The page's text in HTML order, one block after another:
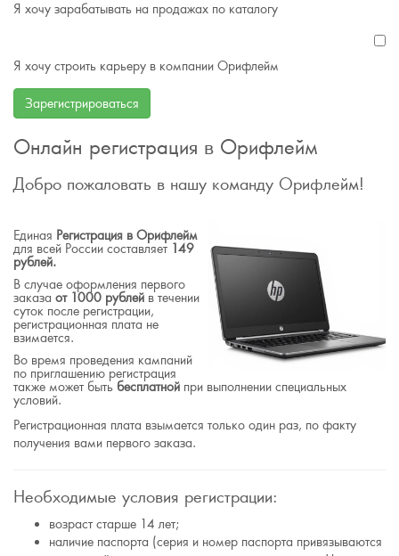
Я хочу зарабатывать на продажах по каталогу
Я хочу строить карьеру в компании Орифлейм
Зарегистрироваться
Онлайн регистрация в Орифлейм
Добро пожаловать в нашу команду Орифлейм!
Единая Регистрация в Орифлейм
для всей России составляет 149
рублей.
В случае оформления первого
заказа от 1000 рублей в течении
суток после регистрации,
регистрационная плата не
взимается.
Во время проведения кампаний
по приглашению регистрация
также может быть бесплатной при выполнении специальных
условий.
Регистрационная плата взымается только один раз, по факту
получения вами первого заказа.
Необходимые условия регистрации:
возраст старше 14 лет;
наличие паспорта (серия и номер паспорта привязываются